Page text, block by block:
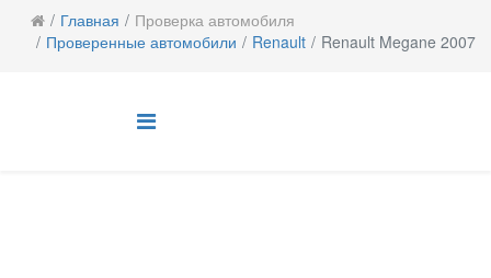
Главная
Проверка автомобиля
Проверенные автомобили
Renault Renault Megane 2007